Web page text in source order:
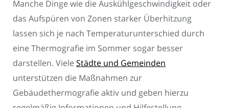
Manche Dinge wie die Auskühlgeschwindigkeit oder
das Aufspüren von Zonen starker Überhitzung
lassen sich je nach Temperaturunterschied durch
eine Thermografie im Sommer sogar besser
darstellen. Viele Städte und Gemeinden
unterstützen die Maßnahmen zur
Gebäudethermografie aktiv und geben hierzu